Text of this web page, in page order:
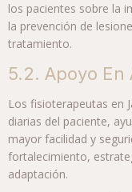
los pacientes sobre la
la prevención de
tratamiento.
5.2. Apoyo
Los fisioterapeutas en
diarias del paciente,
mayor facilidad y
fortalecimiento,
adaptación.